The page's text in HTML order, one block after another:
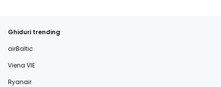
Ghiduri trending
airBaltic
Viena VIE
Ryanair